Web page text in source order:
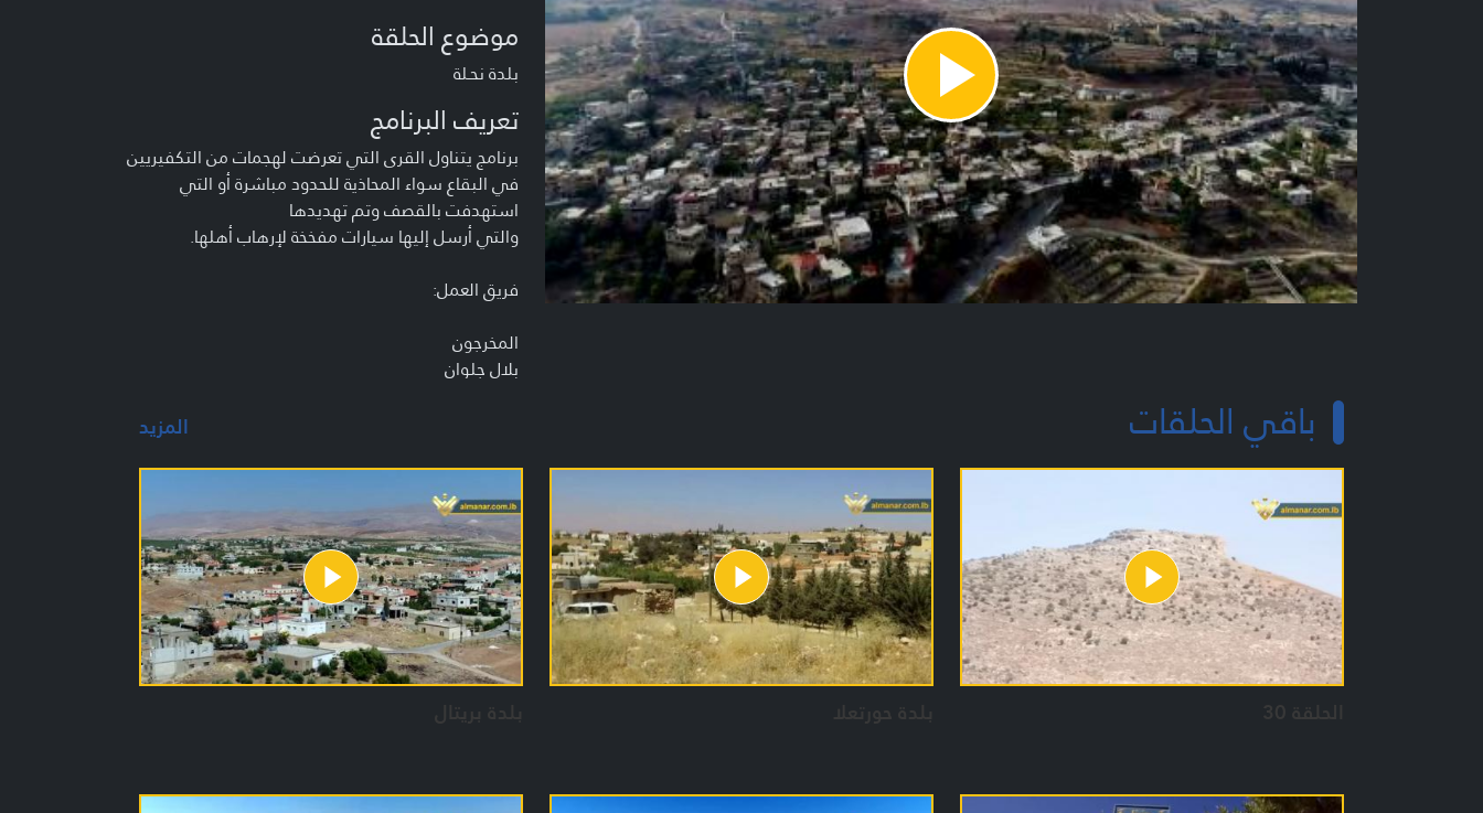
Play
Video
موضوع الحلقة
بلدة نحـلة
تعريف البرنامج
برنامج يتناول القرى التي تعرضت لهجمات من التكفيريين
في البقاع سواء المحاذية للحدود مباشرة أو التي
استهدفت بالقصف وتم تهديدها
والتي أرسل إليها سيارات مفخخة لإرهاب أهلها.
فريق العمل:
المخرجون
بلال جلوان
قاسم فياض
مريم فاضل
باقي الحلقات المزيد
الحلقة 30 بلدة حورتعلا بلدة بريتال